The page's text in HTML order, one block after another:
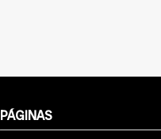
PÁGINAS